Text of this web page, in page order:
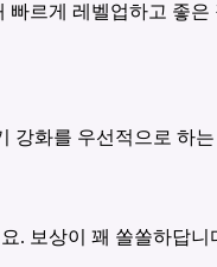
르게 레벨업하고 좋
강화를 우선적으로 하
. 보상이 꽤 쏠쏠하답